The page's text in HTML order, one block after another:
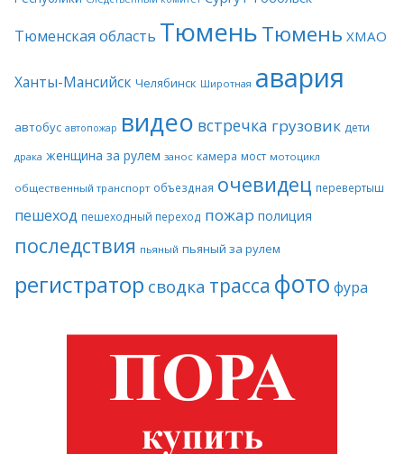
Тюменская область ТюменьТюмень ХМАО
Ханты-Мансийск Челябинск Широтная авария
автобус автопожар видео встречка грузовик дети
драка женщина за рулем занос камера мост мотоцикл
общественный транспорт объездная очевидец перевертыш
пешеход пешеходный переход пожар полиция
последствия пьяный пьяный за рулем
регистратор сводка трасса фото фура